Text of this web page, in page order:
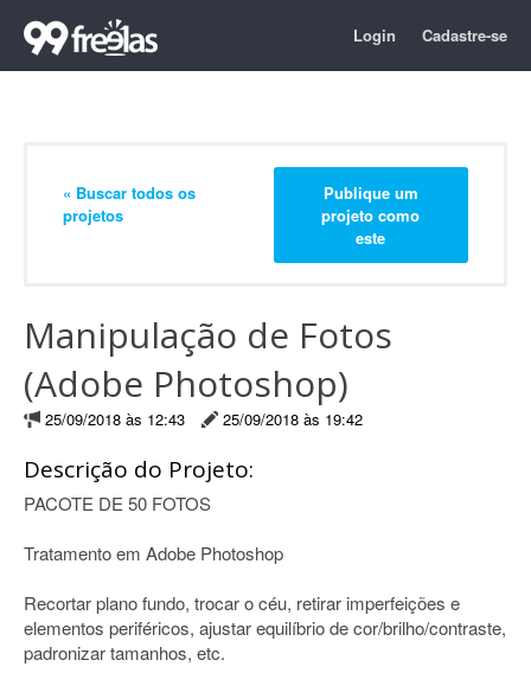
Login Cadastre-se
« Buscar todos os
projetos
Publique um
projeto como
este
Manipulação de Fotos
(Adobe Photoshop)
25/09/2018 às 12:43 25/09/2018 às 19:42
Descrição do Projeto:
PACOTE DE 50 FOTOS
Tratamento em Adobe Photoshop
Recortar plano fundo, trocar o céu, retirar imperfeições e
elementos periféricos, ajustar equilíbrio de cor/brilho/contraste,
padronizar tamanhos, etc.